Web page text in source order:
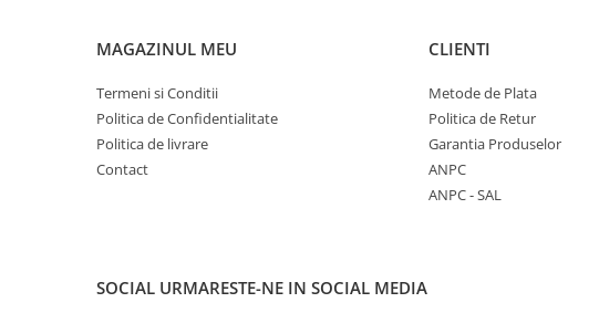
MAGAZINUL MEU
Termeni si Conditii
Politica de Confidentialitate
Politica de livrare
Contact
CLIENTI
Metode de Plata
Politica de Retur
Garantia Produselor
ANPC
ANPC - SAL
SOCIAL URMARESTE-NE IN SOCIAL MEDIA